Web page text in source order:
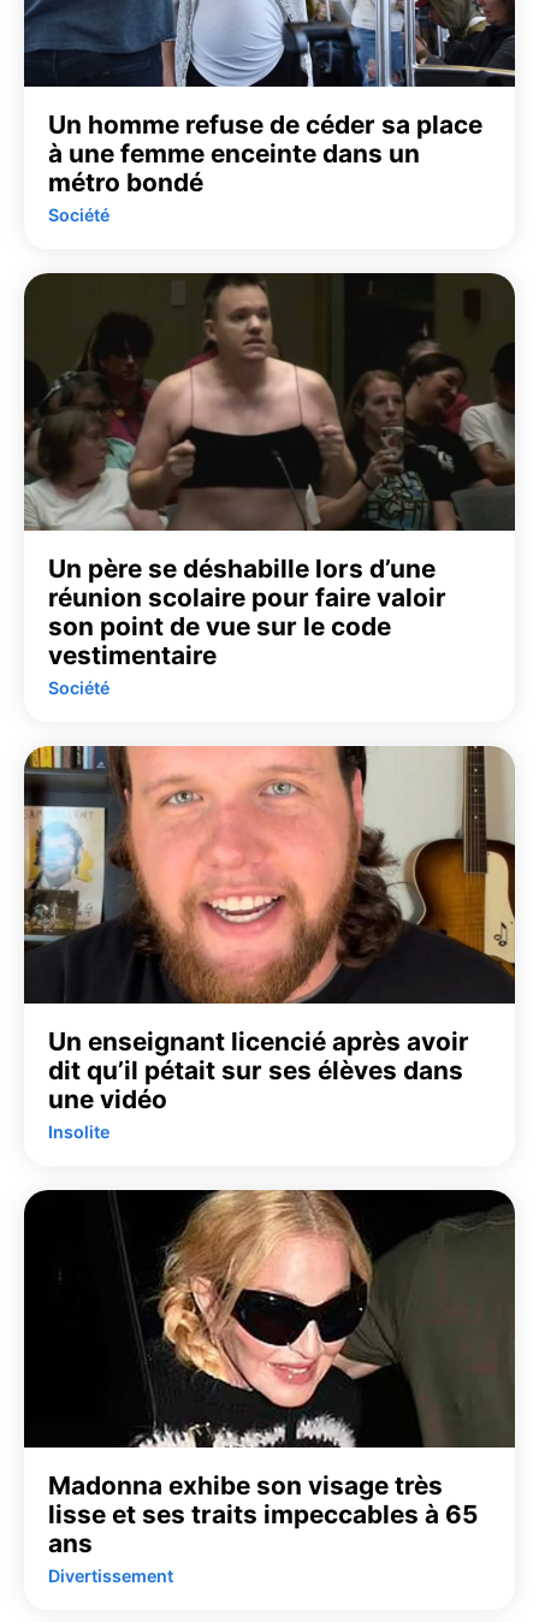
Un homme refuse de céder sa place
à une femme enceinte dans un
métro bondé
Société
Un père se déshabille lors d’une
réunion scolaire pour faire valoir
son point de vue sur le code
vestimentaire
Société
Un enseignant licencié après avoir
dit qu’il pétait sur ses élèves dans
une vidéo
Insolite
Madonna exhibe son visage très
lisse et ses traits impeccables à 65
ans
Divertissement